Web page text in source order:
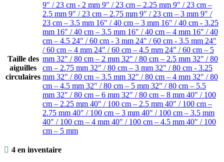
Taille des
aiguilles
circulaires
9" / 23 cm - 2 mm 9″ / 23 cm – 2.25 mm 9″ / 23 cm –
2.5 mm 9″ / 23 cm – 2.75 mm 9″ / 23 cm – 3 mm 9″ /
23 cm – 3.5 mm 16″ / 40 cm – 3 mm 16" / 40 cm - 3.25
mm 16″ / 40 cm – 3.5 mm 16″ / 40 cm – 4 mm 16″ / 40
cm – 4.5 24" / 60 cm - 3 mm 24" / 60 cm - 3.5 mm 24″
/ 60 cm – 4 mm 24″ / 60 cm – 4.5 mm 24″ / 60 cm – 5
mm 32″ / 80 cm – 2 mm 32″ / 80 cm – 2.5 mm 32″ / 80
cm – 2.75 mm 32″ / 80 cm – 3 mm 32" / 80 cm - 3.25
mm 32″ / 80 cm – 3.5 mm 32″ / 80 cm – 4 mm 32″ / 80
cm – 4.5 mm 32″ / 80 cm – 5 mm 32″ / 80 cm – 5.5
mm 32″ / 80 cm – 6 mm 32″ / 80 cm – 8 mm 40″ / 100
cm – 2.25 mm 40″ / 100 cm – 2.5 mm 40″ / 100 cm –
2.75 mm 40″ / 100 cm – 3 mm 40″ / 100 cm – 3.5 mm
40″ / 100 cm – 4 mm 40″ / 100 cm – 4.5 mm 40″ / 100
cm – 5 mm
4 en inventaire